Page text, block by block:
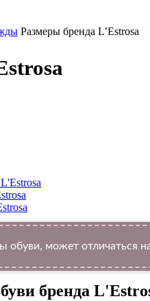
Размеры бренда L’Estrosa
обуви, может отличаться
брендa